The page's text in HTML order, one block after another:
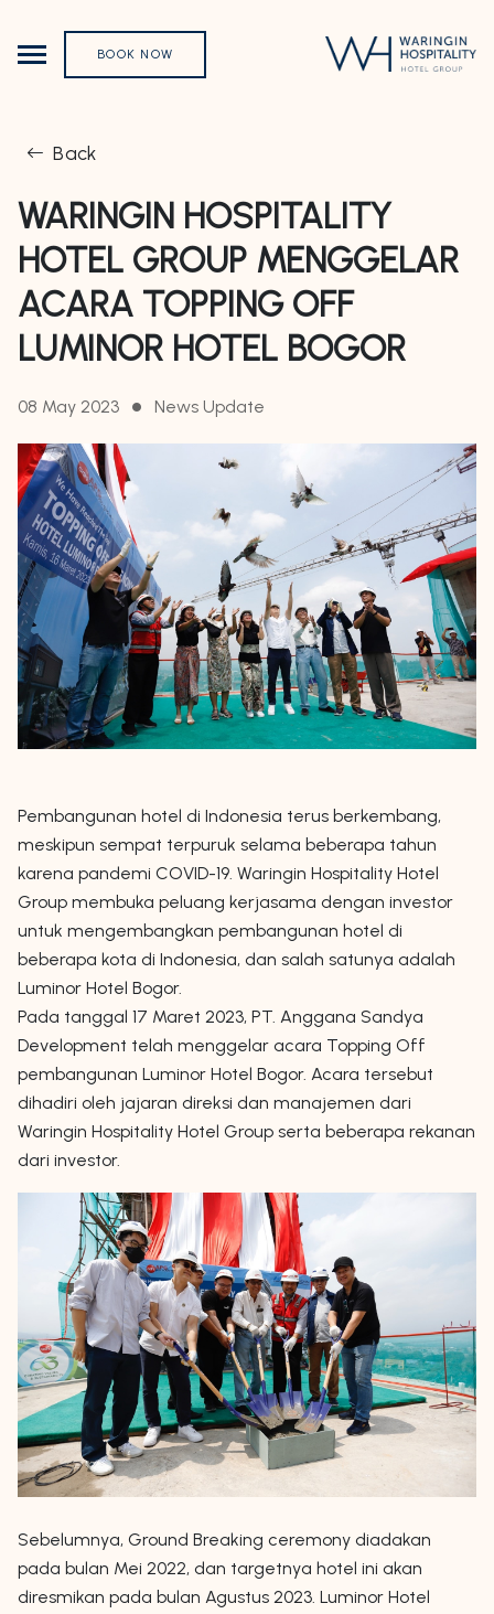
BOOK NOW
Back
WARINGIN HOSPITALITY
HOTEL GROUP MENGGELAR
ACARA TOPPING OFF
LUMINOR HOTEL BOGOR
08 May 2023 News Update
Pembangunan hotel di Indonesia terus berkembang,
meskipun sempat terpuruk selama beberapa tahun
karena pandemi COVID-19. Waringin Hospitality Hotel
Group membuka peluang kerjasama dengan investor
untuk mengembangkan pembangunan hotel di
beberapa kota di Indonesia, dan salah satunya adalah
Luminor Hotel Bogor.
Pada tanggal 17 Maret 2023, PT. Anggana Sandya
Development telah menggelar acara Topping Off
pembangunan Luminor Hotel Bogor. Acara tersebut
dihadiri oleh jajaran direksi dan manajemen dari
Waringin Hospitality Hotel Group serta beberapa rekanan
dari investor.
Sebelumnya, Ground Breaking ceremony diadakan
pada bulan Mei 2022, dan targetnya hotel ini akan
diresmikan pada bulan Agustus 2023. Luminor Hotel